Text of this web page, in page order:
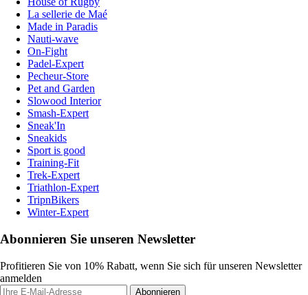
La sellerie de Maé
Made in Paradis
Nauti-wave
On-Fight
Padel-Expert
Pecheur-Store
Pet and Garden
Slowood Interior
Smash-Expert
Sneak'In
Sneakids
Sport is good
Training-Fit
Trek-Expert
Triathlon-Expert
TripnBikers
Winter-Expert
Abonnieren Sie unseren Newsletter
Profitieren Sie von 10% Rabatt, wenn Sie sich für unseren Newsletter
anmelden
Abonnieren